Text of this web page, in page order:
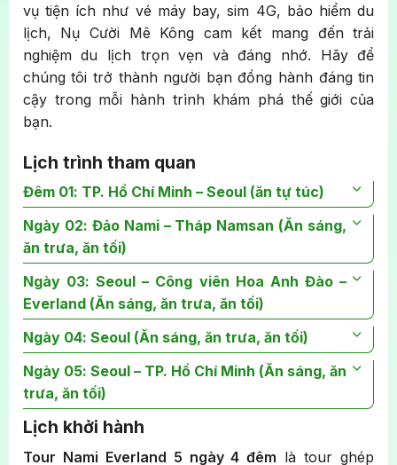
vụ tiện ích như vé máy bay, sim 4G, bảo hiểm du
lịch, Nụ Cười Mê Kông cam kết mang đến trải
nghiệm du lịch trọn vẹn và đáng nhớ. Hãy để
chúng tôi trở thành người bạn đồng hành đáng tin
cậy trong mỗi hành trình khám phá thế giới của
bạn.
Lịch trình tham quan
Đêm 01: TP. Hồ Chí Minh – Seoul (ăn tự túc)
Buổi sáng:Quý khách tập trung tại sân bay Tân
Sơn Nhất ga đi quốc tế, trưởng đoàn hướng dẫn
Ngày 02: Đảo Nami – Tháp Namsan (Ăn sáng,
ăn trưa, ăn tối)
Buổi sáng:Đoàn đáp tới sân bay Incheon. Xe và
HDV đón Đoàn dùng bữa sáng, sau đó tham quan:
Đảo Nami– là một trong những điểm đến hấp dẫn
không thể bỏ qua nổi tiếng với khung cảnh lãng
mạn và là bối cảnh của bộ phim “Bản tình ca mùa
đông”. Đảo Nami mang vẻ đẹp đặc trưng của bốn
mùa, từ sắc hoa anh đào mùa xuân đến lá vàng
rực rỡ mùa thu. Quý khách sẽ có thời gian tự do
Ngày 03: Seoul – Công viên Hoa Anh Đào –
Everland (Ăn sáng, ăn trưa, ăn tối)
Buổi sáng:Quý khách dùng bữa sáng tại khách
sạn. Tiếp theo quý khách ghé thăm
cửa hàng tinh
dầu thông đỏ – nơi cung cấp các sản phẩm chăm
sóc sức khỏe cao cấp,cửa hàng nông sảnvới đa
dạng đặc sản địa phương.
Ngày 04: Seoul (Ăn sáng, ăn trưa, ăn tối)
Buổi sáng:Sau khi dùng bữa sáng tại khách sạn,
đoàn khởi hành tham quan và mua sắm tại chuỗi
cửa hàng nổi tiếng – được xem là “quốc bảo thương
mại” của Hàn Quốc:
Ngày 05: Seoul – TP. Hồ Chí Minh (Ăn sáng, ăn
trưa, ăn tối)
Buổi sáng:Quý khách làm thủ tục trả phòng khách
sạn, sau đó di chuyển đến địa điểm tham quan cuối
Lịch khởi hành
Tour Nami Everland 5 ngày 4 đêm là tour ghép